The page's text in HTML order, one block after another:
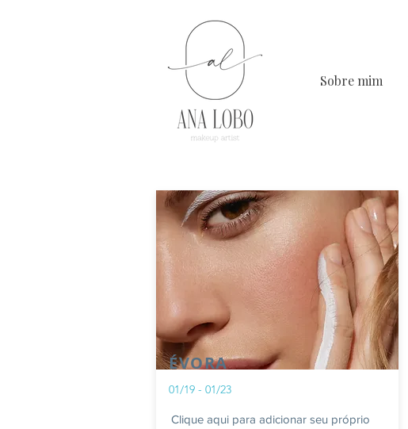
Sobre mim
ÉVORA
01/19 - 01/23
Clique aqui para adicionar seu próprio